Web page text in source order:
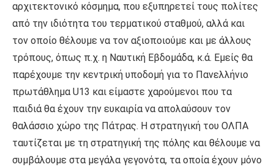
αρχιτεκτονικό κόσμημα, που εξυπηρετεί τους πολίτες
από την ιδιότητα του τερματικού σταθμού, αλλά και
τον οποίο θέλουμε να τον αξιοποιούμε και με άλλους
τρόπους, όπως π.χ. η Ναυτική Εβδομάδα, κ.ά. Εμείς θα
παρέχουμε την κεντρική υποδομή για το Πανελλήνιο
πρωτάθλημα U13 και είμαστε χαρούμενοι που τα
παιδιά θα έχουν την ευκαιρία να απολαύσουν τον
θαλάσσιο χώρο της Πάτρας. Η στρατηγική του ΟΛΠΑ
ταυτίζεται με τη στρατηγική της πόλης και θέλουμε να
συμβάλουμε στα μεγάλα γεγονότα, τα οποία έχουν μόνο